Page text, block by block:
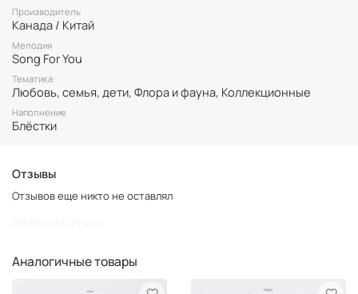
Производитель
Канада / Китай
Мелодия
Song For You
Тематика
Любовь, семья, дети, Флора и фауна, Коллекционные
Наполнение
Блёстки
Отзывы
Отзывов еще никто не оставлял
Аналогичные товары